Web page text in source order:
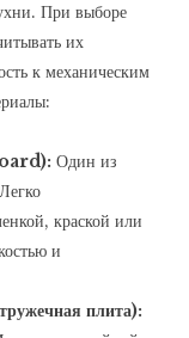
При выборе
их
к механическим
Один из
краской или
и
плита):